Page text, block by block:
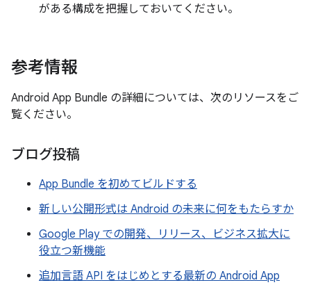
がある構成を把握しておいてください。
参考情報
Android App Bundle の詳細については、次のリソースをご
覧ください。
ブログ投稿
App Bundle を初めてビルドする
新しい公開形式は Android の未来に何をもたらすか
Google Play での開発、リリース、ビジネス拡大に
役立つ新機能
追加言語 API をはじめとする最新の Android App